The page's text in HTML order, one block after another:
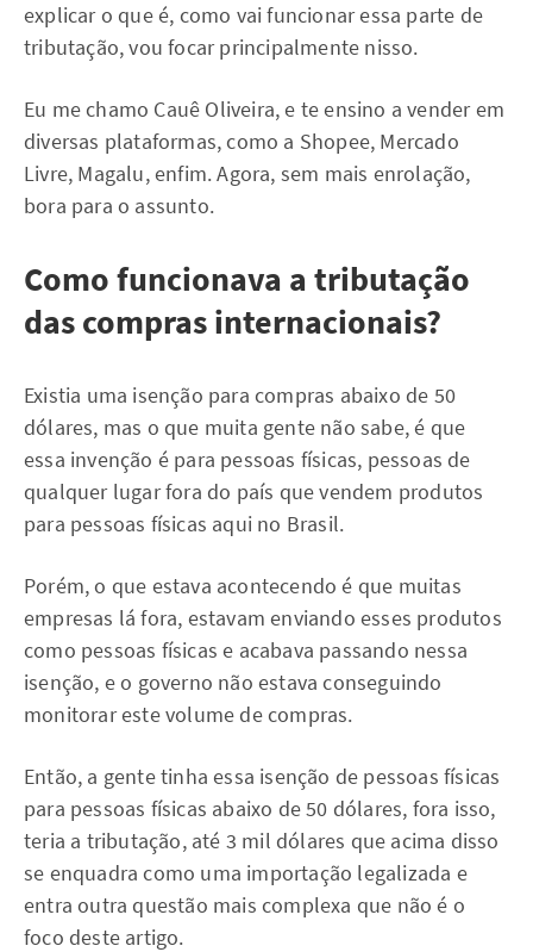
explicar o que é, como vai funcionar essa parte de
tributação, vou focar principalmente nisso.
Eu me chamo Cauê Oliveira, e te ensino a vender em
diversas plataformas, como a Shopee, Mercado
Livre, Magalu, enfim. Agora, sem mais enrolação,
bora para o assunto.
Como funcionava a tributação
das compras internacionais?
Existia uma isenção para compras abaixo de 50
dólares, mas o que muita gente não sabe, é que
essa invenção é para pessoas físicas, pessoas de
qualquer lugar fora do país que vendem produtos
para pessoas físicas aqui no Brasil.
Porém, o que estava acontecendo é que muitas
empresas lá fora, estavam enviando esses produtos
como pessoas físicas e acabava passando nessa
isenção, e o governo não estava conseguindo
monitorar este volume de compras.
Então, a gente tinha essa isenção de pessoas físicas
para pessoas físicas abaixo de 50 dólares, fora isso,
teria a tributação, até 3 mil dólares que acima disso
se enquadra como uma importação legalizada e
entra outra questão mais complexa que não é o
foco deste artigo.